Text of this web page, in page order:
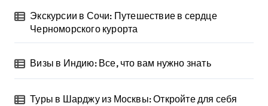
Экскурсии в Сочи: Путешествие в сердце
Черноморского курорта
Визы в Индию: Все, что вам нужно знать
Туры в Шарджу из Москвы: Откройте для себя